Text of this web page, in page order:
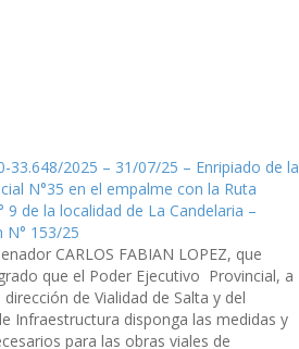
33.648/2025 – 31/07/25 – Enripiado de la
N°35 en el empalme con la Ruta
9 de la localidad de La Candelaria –
N° 153/25
CARLOS FABIAN LOPEZ, que
que el Poder Ejecutivo Provincial, a
de Vialidad de Salta y del
Infraestructura disponga las medidas y
para las obras viales de